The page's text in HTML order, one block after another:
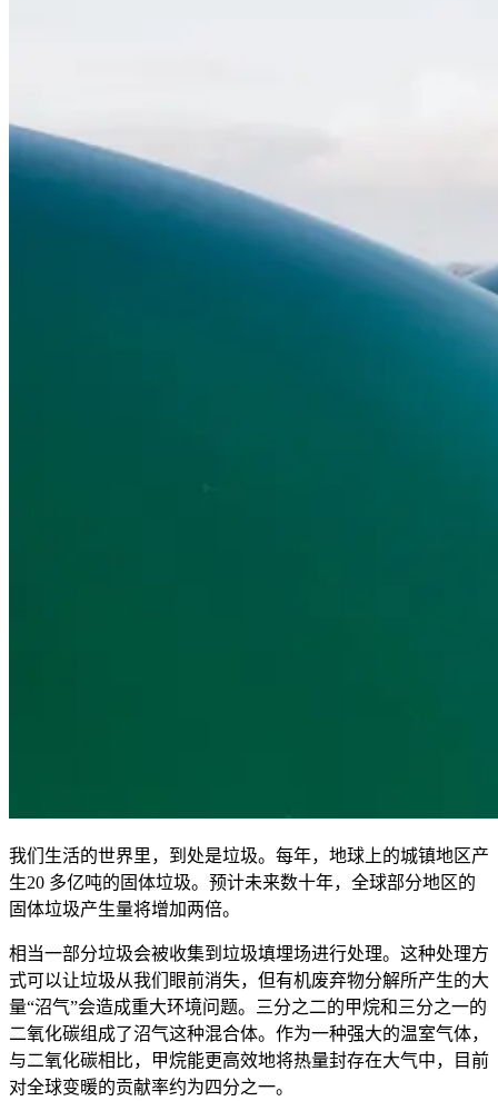
我们生活的世界里，到处是垃圾。每年，地球上的城镇地区产
生20 多亿吨的固体垃圾。预计未来数十年，全球部分地区的
固体垃圾产生量将增加两倍。
相当一部分垃圾会被收集到垃圾填埋场进行处理。这种处理方
式可以让垃圾从我们眼前消失，但有机废弃物分解所产生的大
量“沼气”会造成重大环境问题。三分之二的甲烷和三分之一的
二氧化碳组成了沼气这种混合体。作为一种强大的温室气体，
与二氧化碳相比，甲烷能更高效地将热量封存在大气中，目前
对全球变暖的贡献率约为四分之一。